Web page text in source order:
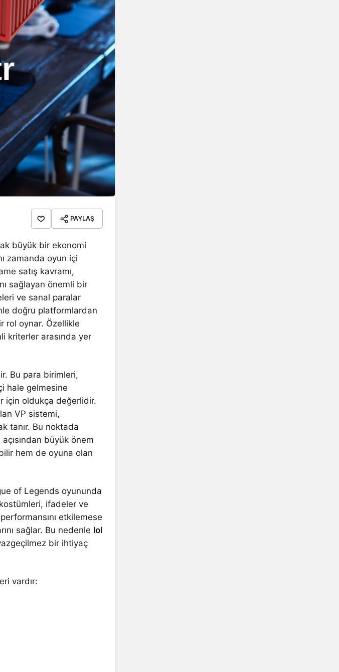
PAYLAŞ
büyük bir ekonomi
zamanda oyun içi
satış kavramı,
sağlayan önemli bir
ve sanal paralar
doğru platformlardan
rol oynar. Özellikle
kriterler arasında yer
Bu para birimleri,
hale gelmesine
için oldukça değerlidir.
VP sistemi,
tanır. Bu noktada
büyük önem
hem de oyuna olan
of Legends oyununda
ifadeler ve
etkilemese
sağlar. Bu nedenle lol
bir ihtiyaç
vardır: